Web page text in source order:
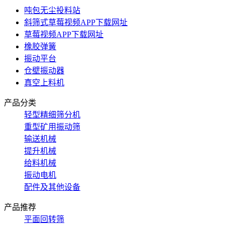
吨包无尘投料站
斜筛式草莓视频APP下载网址
草莓视频APP下载网址
橡胶弹簧
振动平台
仓壁振动器
真空上料机
产品分类
轻型精细筛分机
重型矿用振动筛
输送机械
提升机械
给料机械
振动电机
配件及其他设备
产品推荐
平面回转筛